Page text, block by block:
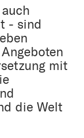
- sind
mit
die Welt